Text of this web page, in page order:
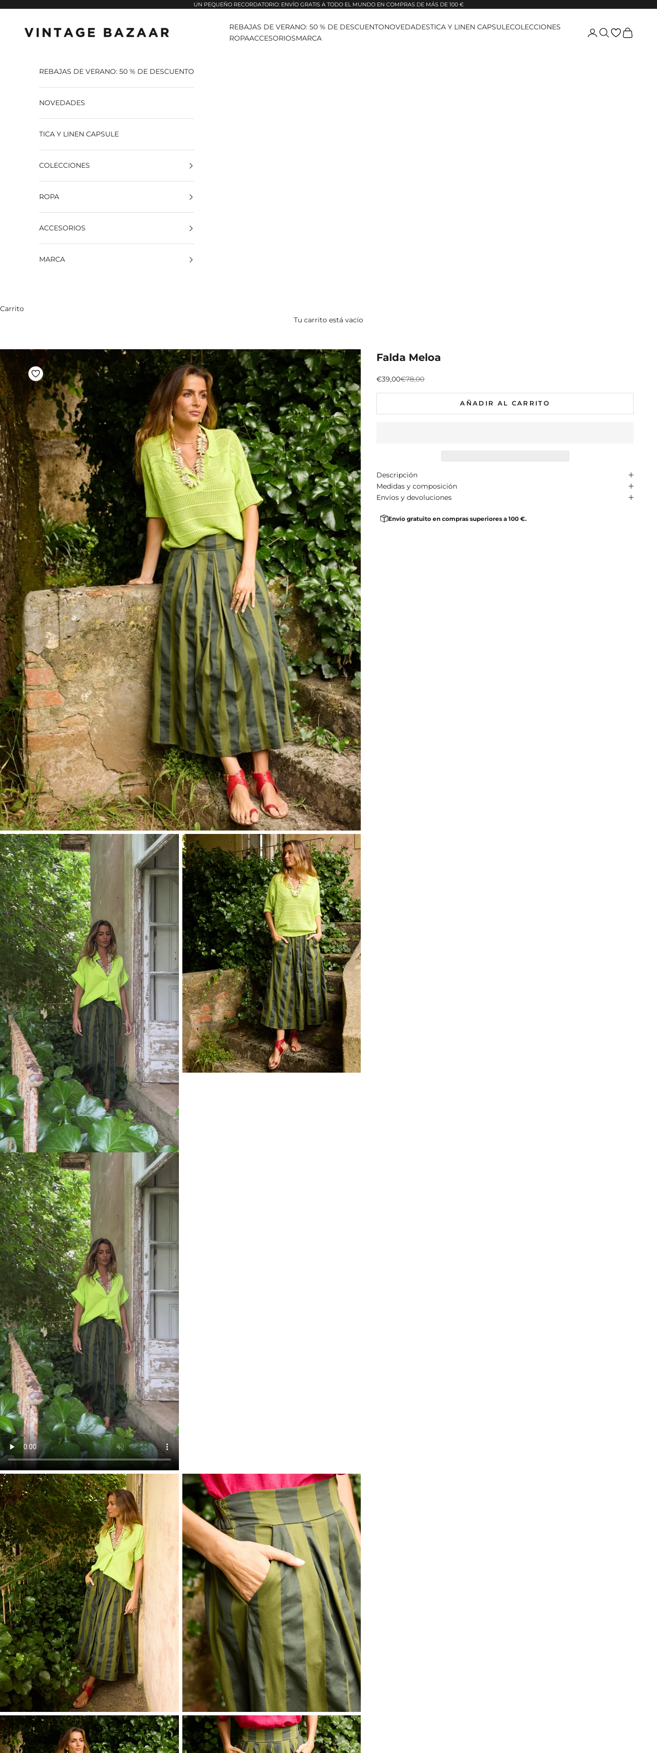
UN PEQUEÑO RECORDATORIO: ENVÍO GRATIS A TODO EL MUNDO EN COMPRAS DE MÁS DE 100 €
Vintage Bazaar
REBAJAS DE VERANO: 50 % DE DESCUENTONOVEDADESTICA Y LINEN CAPSULECOLECCIONES
ROPAACCESORIOSMARCA
LoginPesquisarCarrinho
REBAJAS DE VERANO: 50 % DE DESCUENTO
NOVEDADES
TICA Y LINEN CAPSULE
COLECCIONES
ROPA
ACCESORIOS
MARCA
Carrito
Tu carrito está vacío
Falda Meloa
Preço promocional
€39,00Preço normal
€78,00
AÑADIR AL CARRITO
Descripción
Medidas y composición
Envíos y devoluciones
Envío gratuito en compras superiores a 100 €.